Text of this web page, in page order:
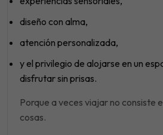
diseño con alma,
atención personalizada,
y el privilegio de alojarse en un
disfrutar sin prisas.
Porque a veces viajar no consiste
cosas.